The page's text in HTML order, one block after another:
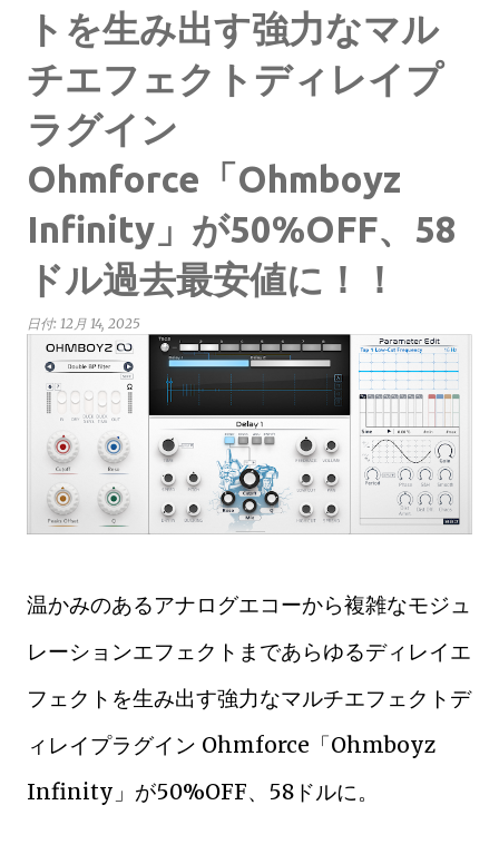
トを生み出す強力なマル
チエフェクトディレイプ
ラグイン
Ohmforce「Ohmboyz
Infinity」が50%OFF、58
ドル過去最安値に！！
日付: 12月 14, 2025
温かみのあるアナログエコーから複雑なモジュ
レーションエフェクトまであらゆるディレイエ
フェクトを生み出す強力なマルチエフェクトデ
ィレイプラグイン Ohmforce「Ohmboyz
Infinity」が50%OFF、58ドルに。